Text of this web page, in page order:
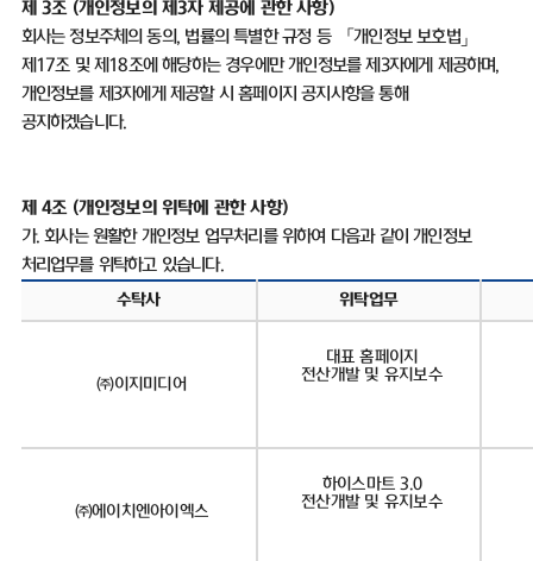
제 3조 (개인정보의 제3자 제공에 관한 사항)
회사는 정보주체의 동의, 법률의 특별한 규정 등 「개인정보 보호법」
제 17조 및 제 18조에 해당하는 경우에만 개인정보를 제 3자에게 제공하며,
개인정보를 제 3자에게 제공할 시 홈페이지 공지사항을 통해
공지하겠습니다.
제 4조 (개인정보의 위탁에 관한 사항)
가.회사는 원활한 개인정보 업무처리를 위하여 다음과 같이 개인정보
처리업무를 위탁하고 있습니다.
수탁사 위탁업무
㈜이지미디어
대표 홈페이지
전산개발 및 유지보수
㈜에이치엔아이엑스
하이스마트 3.0
전산개발 및 유지보수